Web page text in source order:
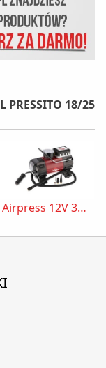
PRESSITO 18/25
Airpress 12V 36950